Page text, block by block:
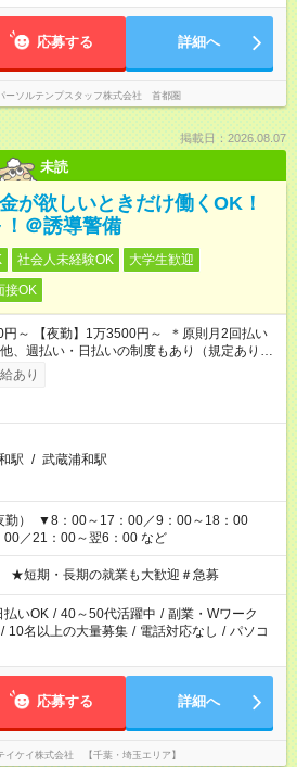
応募する 詳細へ
ーソルテンプスタッフ株式会社 首都圏
掲載日：2026.08.07
未読
が欲しいときだけ働くOK！
！＠誘導警備
社会人未経験OK
大学生歓迎
接OK
円～ 【夜勤】1万3500円～ ＊原則月2回払い
他、週払い・日払いの制度もあり（規定あり）
あり
駅 / 武蔵浦和駅
勤） ▼8：00～17：00／9：00～18：00
／21：00～翌6：00 など
★短期・長期の就業も大歓迎＃急募
払いOK / 40～50代活躍中 / 副業・Wワーク
/ 10名以上の大量募集 / 電話対応なし / パソコ
応募する 詳細へ
イケイ株式会社 【千葉・埼玉エリア】